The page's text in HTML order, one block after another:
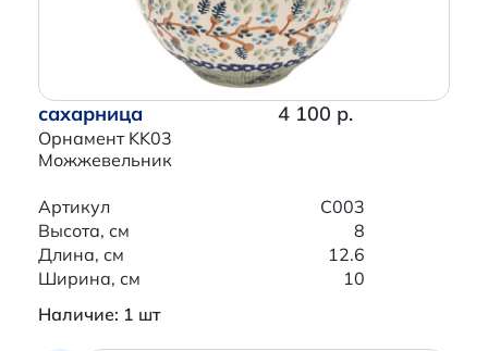
сахарница
Орнамент KK03
Можжевельник
4 100 р.
Артикул
C003
Высота, см
8
Длина, см
12.6
Ширина, см
10
Наличие: 1 шт